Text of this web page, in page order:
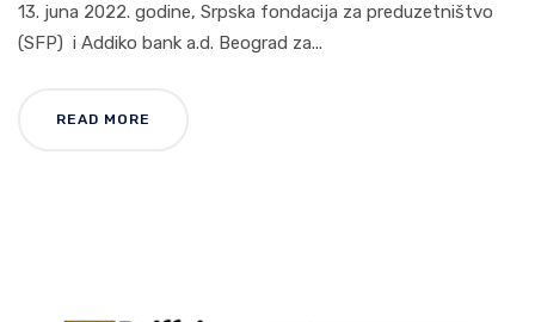
13. juna 2022. godine, Srpska fondacija za preduzetništvo
(SFP) i Addiko bank a.d. Beograd za...
READ MORE